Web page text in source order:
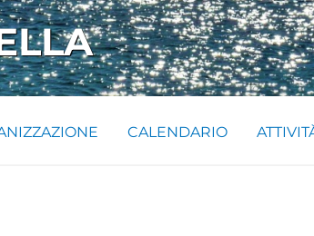
CALENDARIO